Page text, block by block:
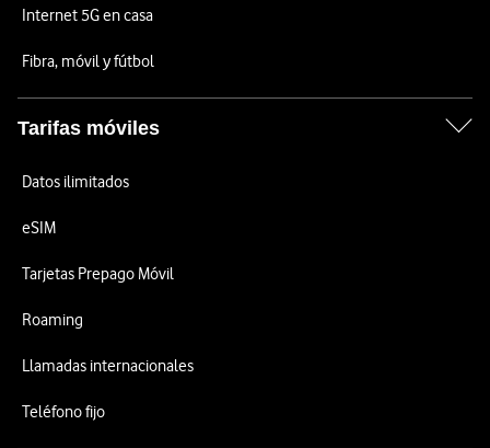
Internet 5G en casa
Fibra, móvil y fútbol
Tarifas móviles
Datos ilimitados
eSIM
Tarjetas Prepago Móvil
Roaming
Llamadas internacionales
Teléfono fijo